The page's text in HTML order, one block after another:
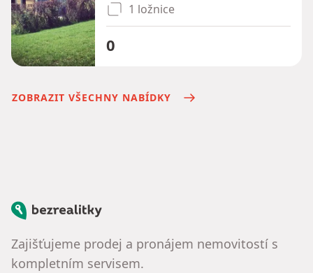
1 ložnice
0
ZOBRAZIT VŠECHNY NABÍDKY
Bezrealitky
Zajišťujeme prodej a pronájem nemovitostí s
kompletním servisem.